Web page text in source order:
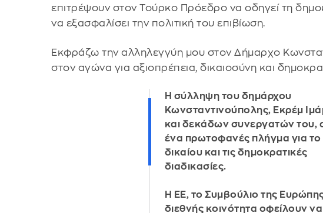
επιτρέψουν στον Τούρκο Πρόεδρο να οδηγεί τη
να εξασφαλίσει την πολιτική του επιβίωση.
Εκφράζω την αλληλεγγύη μου στον Δήμαρχο
στον αγώνα για αξιοπρέπεια, δικαιοσύνη και
Η σύλληψη του δημάρχου
Κωνσταντινούπολης, Εκρέμ
και δεκάδων συνεργατών του,
ένα πρωτοφανές πλήγμα για το
δικαίου και τις δημοκρατικές
διαδικασίες.
Η ΕΕ, το Συμβούλιο της
διεθνής κοινότητα οφείλουν να